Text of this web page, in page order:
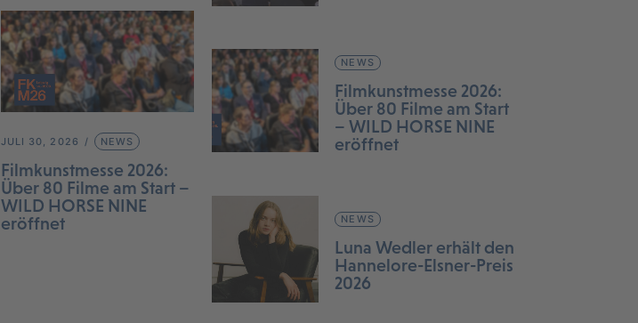
JULI 30, 2026 NEWS
Filmkunstmesse 2026:
Über 80 Filme am Start –
WILD HORSE NINE
eröffnet
NEWS
Filmkunstmesse 2026:
Über 80 Filme am Start
– WILD HORSE NINE
eröffnet
NEWS
Luna Wedler erhält den
Hannelore-Elsner-Preis
2026